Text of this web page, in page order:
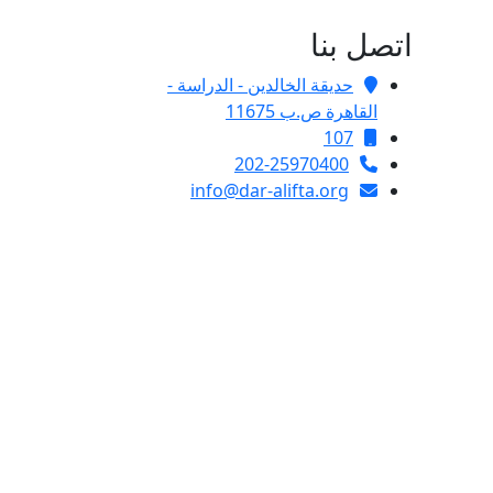
اتصل بنا
حديقة الخالدين - الدراسة -
القاهرة ص.ب 11675
107
202-25970400
info@dar-alifta.org